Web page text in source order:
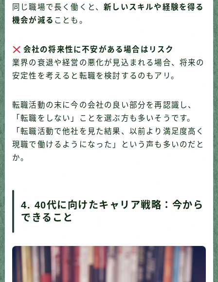
同じ職場で長く働くと、新しいスキルや経験を得る
機会が減る ことも。
会社の将来性に不安がある場合はリスク
業界の衰退や経営の悪化が見込まれる場合、将来の
安定性を考えると転職を検討するのもアリ。
転職活動の末に今の会社の良い部分を再認識し、
「転職をしない」ことを選ぶ方も多いそうです。
「転職活動で他社を見た結果、以前より満足度高く
現職で働けるようになった」という声も多いのだと
か。
4. 40代に向けたキャリア戦略：今から
できること